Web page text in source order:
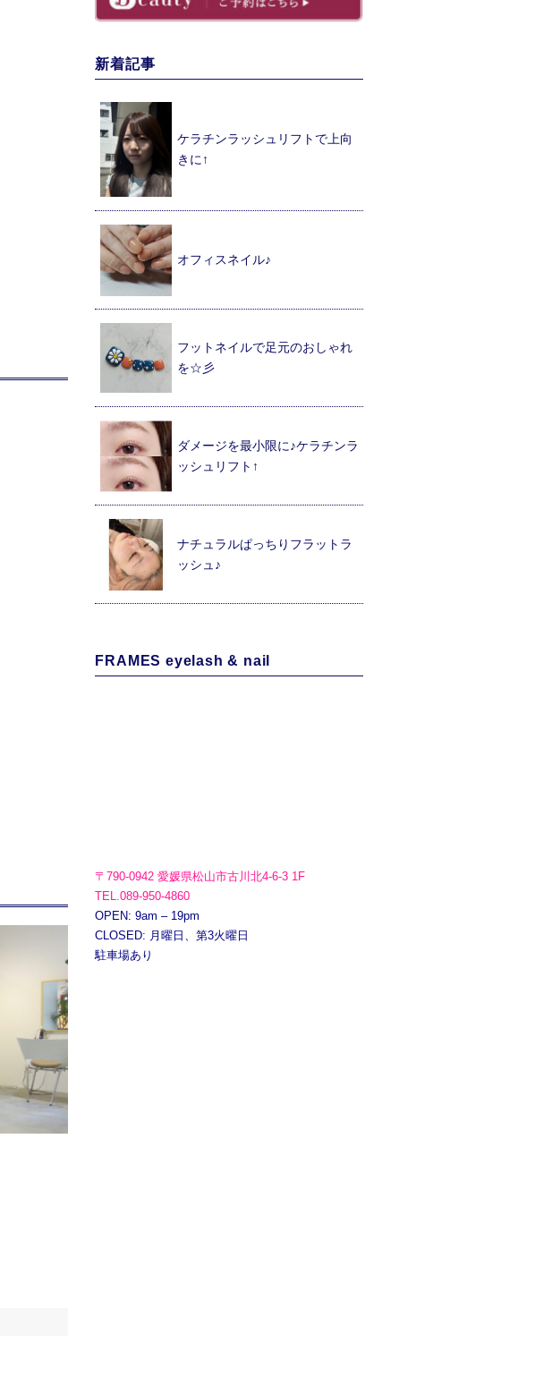
新着記事
ケラチンラッシュリフトで上向
きに↑
オフィスネイル♪
フットネイルで足元のおしゃれ
を☆彡
ダメージを最小限に♪ケラチンラ
ッシュリフト↑
ナチュラルぱっちりフラットラ
ッシュ♪
FRAMES eyelash & nail
〒790-0942 愛媛県松山市古川北4-6-3 1F
TEL.089-950-4860
OPEN: 9am – 19pm
CLOSED: 月曜日、第3火曜日
駐車場あり